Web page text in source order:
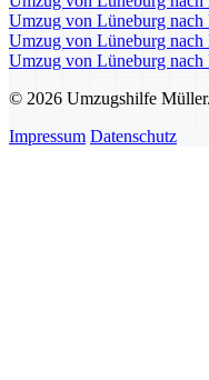
Umzug von Lüneburg nach
Umzug von Lüneburg nach
Umzug von Lüneburg nach
© 2026 Umzugshilfe
Impressum Datenschutz